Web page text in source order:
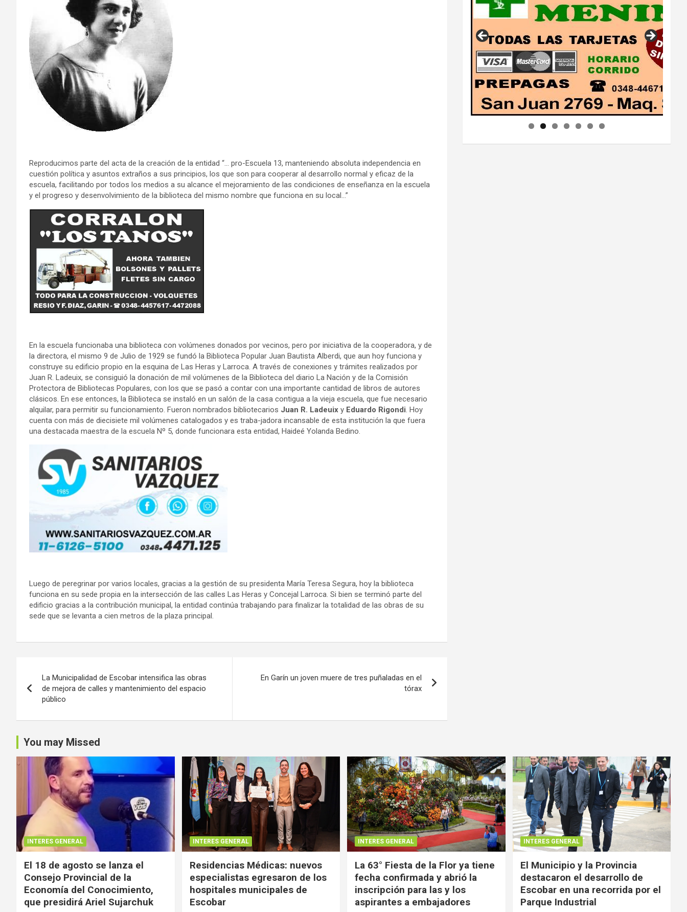
Reproducimos parte del acta de la creación de la entidad “… pro-Escuela 13, manteniendo absoluta independencia en
cuestión política y asuntos extraños a sus principios, los que son para cooperar al desarrollo normal y eficaz de la
escuela, facilitando por todos los medios a su alcance el mejoramiento de las condiciones de enseñanza en la escuela
y el progreso y desenvolvimiento de la biblioteca del mismo nombre que funciona en su local…”
En la escuela funcionaba una biblioteca con volúmenes donados por vecinos, pero por iniciativa de la cooperadora, y de
la directora, el mismo 9 de Julio de 1929 se fundó la Biblioteca Popular Juan Bautista Alberdi, que aun hoy funciona y
construye su edificio propio en la esquina de Las Heras y Larroca. A través de conexiones y trámites realizados por
Juan R. Ladeuix, se consiguió la donación de mil volúmenes de la Biblioteca del diario La Nación y de la Comisión
Protectora de Bibliotecas Populares, con los que se pasó a contar con una importante cantidad de libros de autores
clásicos. En ese entonces, la Biblioteca se instaló en un salón de la casa contigua a la vieja escuela, que fue necesario
alquilar, para permitir su funcionamiento. Fueron nombrados bibliotecarios Juan R. Ladeuix y Eduardo Rigondi. Hoy
cuenta con más de diecisiete mil volúmenes catalogados y es traba-jadora incansable de esta institución la que fuera
una destacada maestra de la escuela Nº 5, donde funcionara esta entidad, Haideé Yolanda Bedino.
Luego de peregrinar por varios locales, gracias a la gestión de su presidenta María Teresa Segura, hoy la biblioteca
funciona en su sede propia en la intersección de las calles Las Heras y Concejal Larroca. Si bien se terminó parte del
edificio gracias a la contribución municipal, la entidad continúa trabajando para finalizar la totalidad de las obras de su
sede que se levanta a cien metros de la plaza principal.
de
entradas
La Municipalidad de Escobar intensifica las obras
de mejora de calles y mantenimiento del espacio
público
En Garín un joven muere de tres puñaladas en el
tórax
You may Missed
INTERES GENERAL
El 18 de agosto se lanza el
Consejo Provincial de la
Economía del Conocimiento,
que presidirá Ariel Sujarchuk
INTERES GENERAL
Residencias Médicas: nuevos
especialistas egresaron de los
hospitales municipales de
Escobar
INTERES GENERAL
La 63° Fiesta de la Flor ya tiene
fecha confirmada y abrió la
inscripción para las y los
aspirantes a embajadores
INTERES GENERAL
El Municipio y la Provincia
destacaron el desarrollo de
Escobar en una recorrida por el
Parque Industrial